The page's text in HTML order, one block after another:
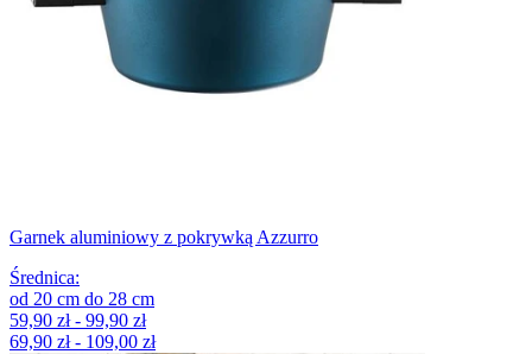
Garnek aluminiowy z pokrywką Azzurro
Średnica:
od 20 cm do 28 cm
59,90 zł - 99,90 zł
69,90 zł - 109,00 zł